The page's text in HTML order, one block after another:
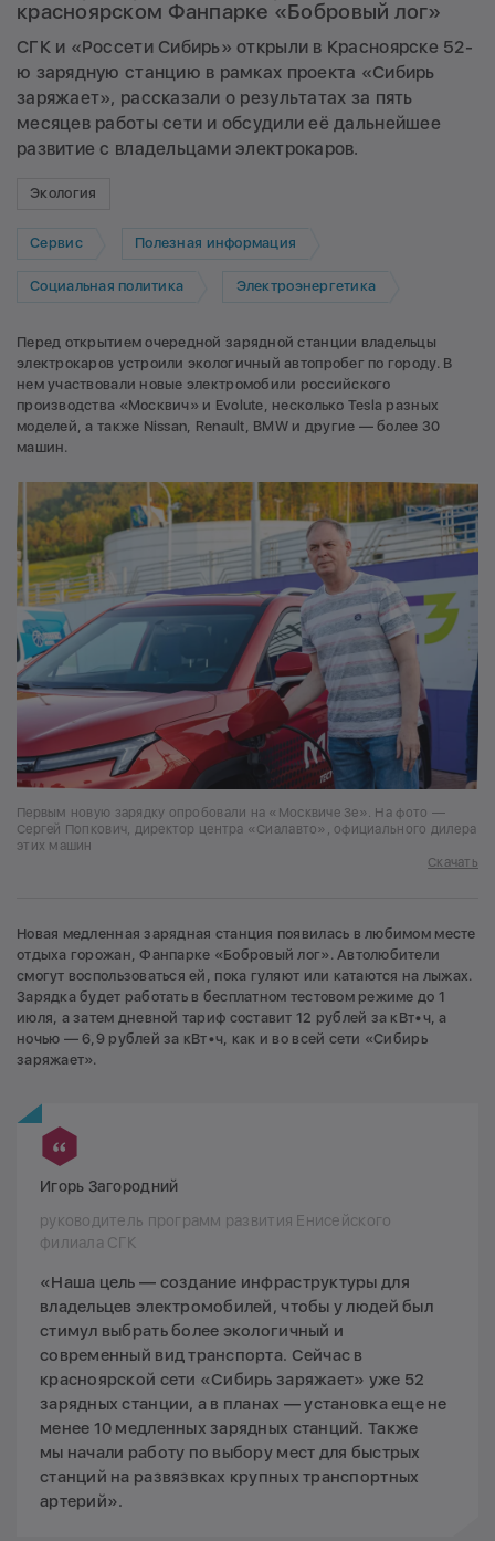
красноярском Фанпарке «Бобровый лог»
СГК и «Россети Сибирь» открыли в Красноярске 52-
ю зарядную станцию в рамках проекта «Сибирь
заряжает», рассказали о результатах за пять
месяцев работы сети и обсудили её дальнейшее
развитие с владельцами электрокаров.
Экология
Сервис Полезная информация
Социальная политика Электроэнергетика
Перед открытием очередной зарядной станции владельцы
электрокаров устроили экологичный автопробег по городу. В
нем участвовали новые электромобили российского
производства «Москвич» и Evolute, несколько Tesla разных
моделей, а также Nissan, Renault, BMW и другие — более 30
машин.
Первым новую зарядку опробовали на «Москвиче 3е». На фото —
Сергей Попкович, директор центра «Сиалавто», официального дилера
этих машин
Скачать
Новая медленная зарядная станция появилась в любимом месте
отдыха горожан, Фанпарке «Бобровый лог». Автолюбители
смогут воспользоваться ей, пока гуляют или катаются на лыжах.
Зарядка будет работать в бесплатном тестовом режиме до 1
июля, а затем дневной тариф составит 12 рублей за кВт•ч, а
ночью — 6,9 рублей за кВт•ч, как и во всей сети «Сибирь
заряжает».
Игорь Загородний
руководитель программ развития Енисейского
филиала СГК
«Наша цель — создание инфраструктуры для
владельцев электромобилей, чтобы у людей был
стимул выбрать более экологичный и
современный вид транспорта. Сейчас в
красноярской сети «Сибирь заряжает» уже 52
зарядных станции, а в планах — установка еще не
менее 10 медленных зарядных станций. Также
мы начали работу по выбору мест для быстрых
станций на развязвках крупных транспортных
артерий».